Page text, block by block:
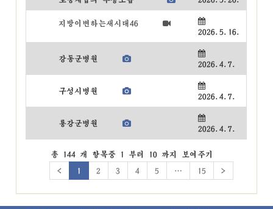
지방이변하는새시대46
2026.5.16.
강동군병원
2026.4.7.
구성시병원
2026.4.7.
룡강군병원
2026.4.7.
총 144 개 항목중 1 부터 10 까지 보여주기
<
1 2 3 4 5 … 15 >